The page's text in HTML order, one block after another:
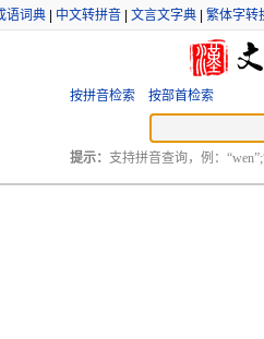
语词典 中文转拼音 文言文字典 繁体字转
按拼音检索 按部首检索
提示： 支持拼音查询，例：